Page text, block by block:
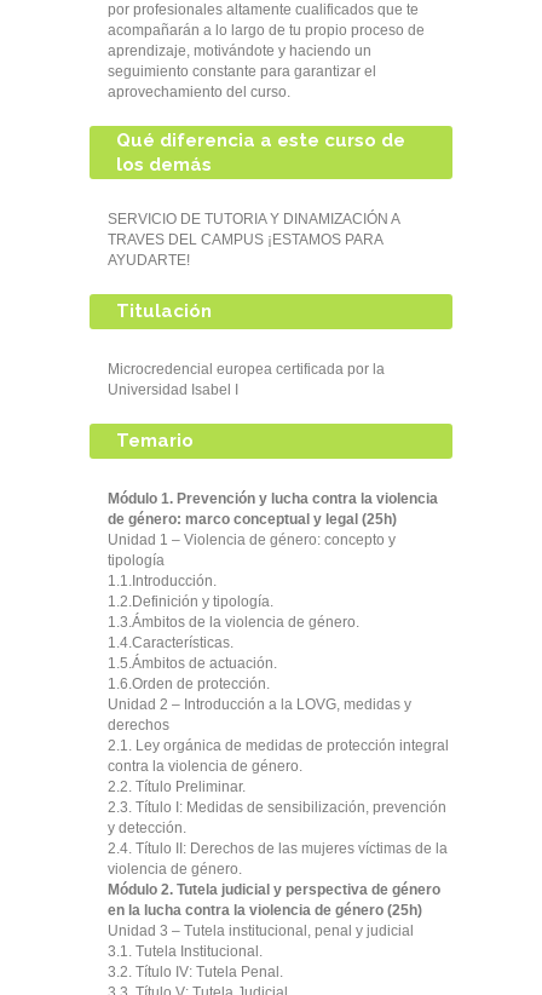
por profesionales altamente cualificados que te
acompañarán a lo largo de tu propio proceso de
aprendizaje, motivándote y haciendo un
seguimiento constante para garantizar el
aprovechamiento del curso.
Qué diferencia a este curso de
los demás
SERVICIO DE TUTORIA Y DINAMIZACIÓN A
TRAVES DEL CAMPUS ¡ESTAMOS PARA
AYUDARTE!
Titulación
Microcredencial europea certificada por la
Universidad Isabel I
Temario
Módulo 1. Prevención y lucha contra la violencia
de género: marco conceptual y legal (25h)
Unidad 1 – Violencia de género: concepto y
tipología
1.1.Introducción.
1.2.Definición y tipología.
1.3.Ámbitos de la violencia de género.
1.4.Características.
1.5.Ámbitos de actuación.
1.6.Orden de protección.
Unidad 2 – Introducción a la LOVG, medidas y
derechos
2.1. Ley orgánica de medidas de protección integral
contra la violencia de género.
2.2. Título Preliminar.
2.3. Título I: Medidas de sensibilización, prevención
y detección.
2.4. Título II: Derechos de las mujeres víctimas de la
violencia de género.
Módulo 2. Tutela judicial y perspectiva de género
en la lucha contra la violencia de género (25h)
Unidad 3 – Tutela institucional, penal y judicial
3.1. Tutela Institucional.
3.2. Título IV: Tutela Penal.